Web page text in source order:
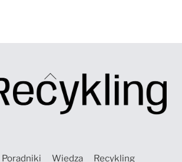
Back
To
Top
Poradniki Wiedza Recykling